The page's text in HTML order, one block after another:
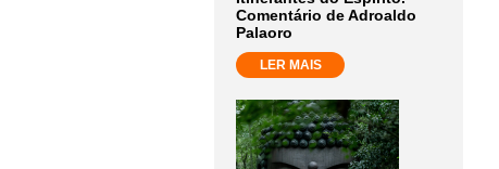
Comentário de Adroaldo
Palaoro
LER MAIS